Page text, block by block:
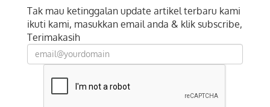
Tak mau ketinggalan update artikel terbaru kami
ikuti kami, masukkan email anda & klik subscribe,
Terimakasih